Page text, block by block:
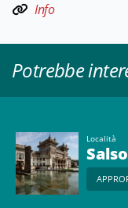
Info
Potrebbe
Località